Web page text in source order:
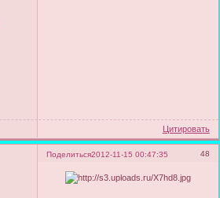
Цитировать
Поделиться 48
2012-11-15 00:47:35